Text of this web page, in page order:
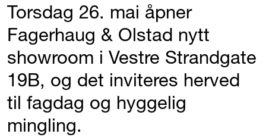
Torsdag 26. mai åpner
Fagerhaug & Olstad nytt
showroom i Vestre Strandgate
19B, og det inviteres herved
til fagdag og hyggelig
mingling.